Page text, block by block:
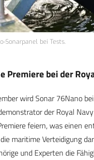
Sonarpanel bei Tests.
Premiere bei der
wird Sonar 76Nano
der Royal
feiern, was einen
maritime Verteidigung
und Experten die